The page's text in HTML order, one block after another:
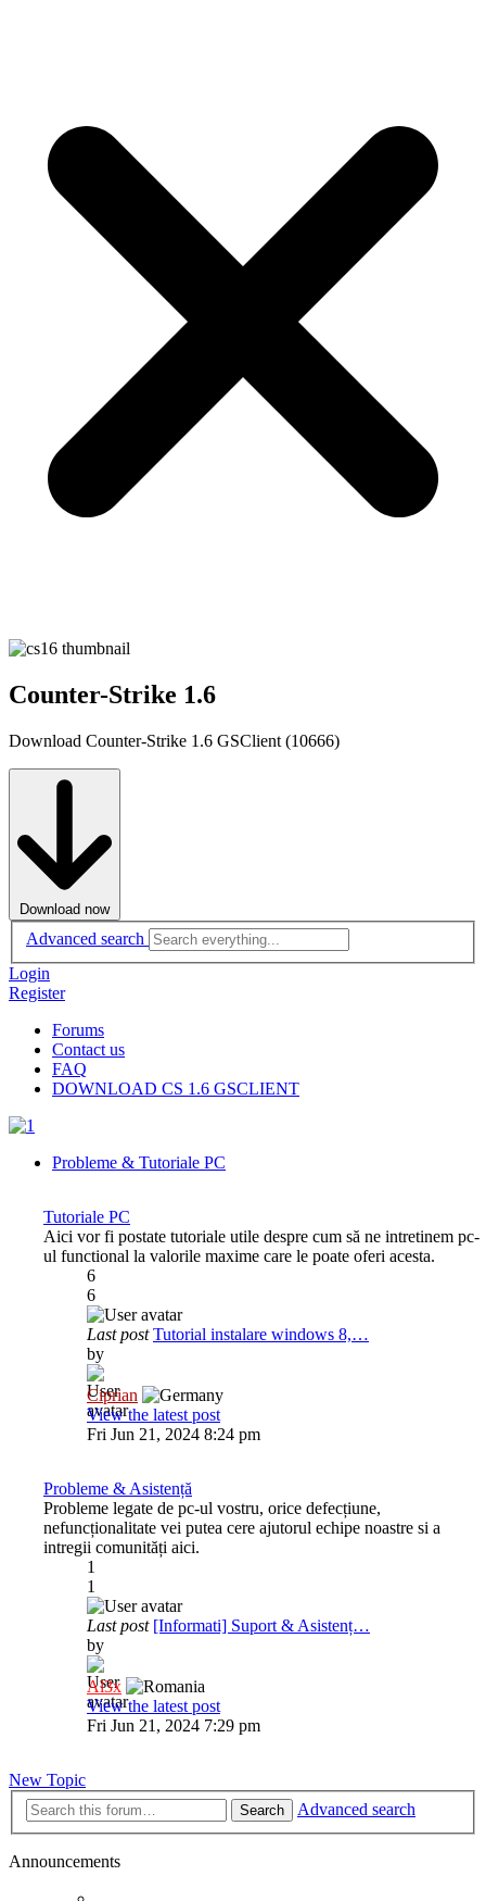
Counter-Strike 1.6
Download Counter-Strike 1.6 GSClient (10666)
Download now
Advanced search
Login
Register
Forums
Contact us
FAQ
DOWNLOAD CS 1.6 GSCLIENT
Probleme & Tutoriale PC
Tutoriale PC
Aici vor fi postate tutoriale utile despre cum să ne intretinem pc-
ul functional la valorile maxime care le poate oferi acesta.
6
6
Last post Tutorial instalare windows 8,…
by
Ciprian
View the latest post
Fri Jun 21, 2024 8:24 pm
Probleme & Asistență
Probleme legate de pc-ul vostru, orice defecțiune,
nefuncționalitate vei putea cere ajutorul echipe noastre si a
intregii comunități aici.
1
1
Last post [Informati] Suport & Asistenț…
by
Al3x
View the latest post
Fri Jun 21, 2024 7:29 pm
New Topic
Search Advanced search
Announcements